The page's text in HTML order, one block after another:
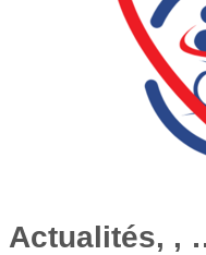
Actualités, ,